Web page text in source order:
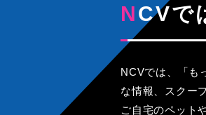
NCV
NCVでは、「も
な情報、スクー
ご自宅のペット